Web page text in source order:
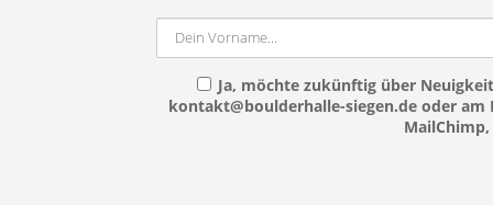
Ja, möchte zukünftig über
kontakt@boulderhalle-siegen.de oder